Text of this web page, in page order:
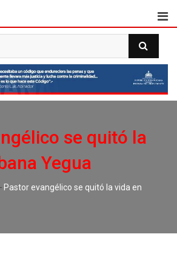
se quitó la
Yegua
- Pastor evangélico se quitó la vida en